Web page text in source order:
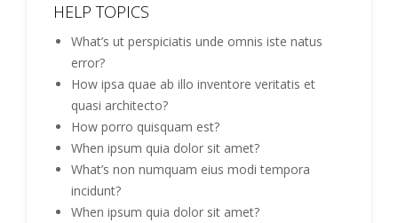
HELP TOPICS
What’s ut perspiciatis unde omnis iste natus
error?
How ipsa quae ab illo inventore veritatis et
quasi architecto?
How porro quisquam est?
When ipsum quia dolor sit amet?
What’s non numquam eius modi tempora
incidunt?
When ipsum quia dolor sit amet?